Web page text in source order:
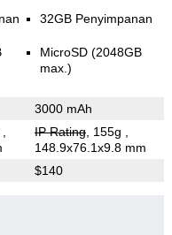
32GB Penyimpanan
MicroSD (2048GB
max.)
3000 mAh
IP Rating, 155g
148.9x76.1x9.8 mm
$140